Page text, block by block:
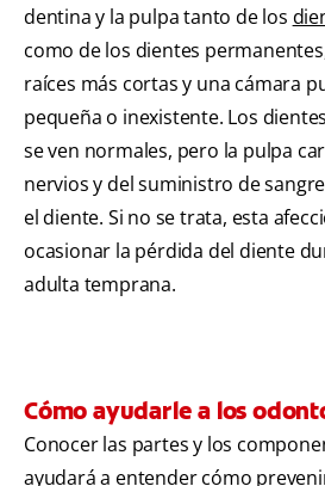
dentina y la pulpa tanto de los
como de los dientes
raíces más cortas y una cámara
pequeña o inexistente. Los
se ven normales, pero la pulpa
nervios y del suministro de
el diente. Si no se trata, esta
ocasionar la pérdida del diente
adulta temprana.
Cómo ayudarle a los
Conocer las partes y los
ayudará a entender cómo